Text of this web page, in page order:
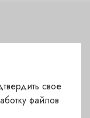
свое
файлов